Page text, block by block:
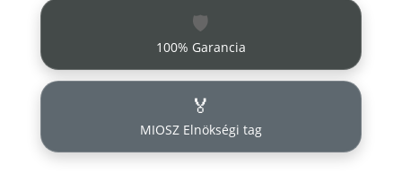
🛡️
100% Garancia
🏅
MIOSZ Elnökségi tag